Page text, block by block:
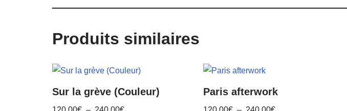
Produits similaires
Sur la grève (Couleur) Paris afterwork